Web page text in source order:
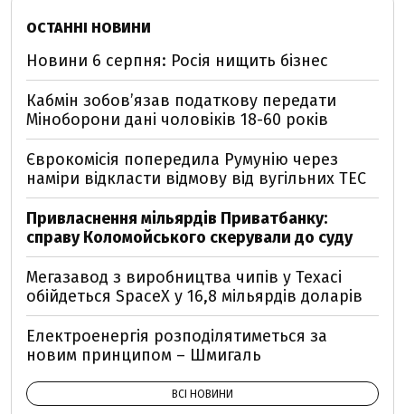
ОСТАННІ НОВИНИ
Новини 6 серпня: Росія нищить бізнес
Кабмін зобовʼязав податкову передати
Міноборони дані чоловіків 18-60 років
Єврокомісія попередила Румунію через
наміри відкласти відмову від вугільних ТЕС
Привласнення мільярдів Приватбанку:
справу Коломойського скерували до суду
Мегазавод з виробництва чипів у Техасі
обійдеться SpaceX у 16,8 мільярдів доларів
Електроенергія розподілятиметься за
новим принципом – Шмигаль
ВСІ НОВИНИ